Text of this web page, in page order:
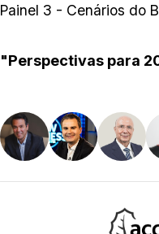
Painel 3 - Cenários do
"Perspectivas para